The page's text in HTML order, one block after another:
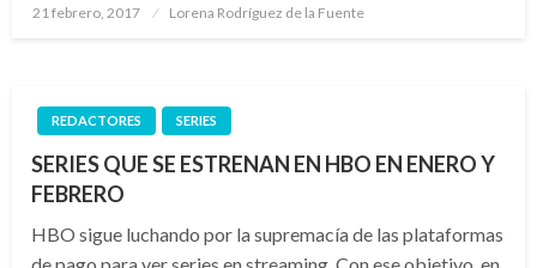
Publicado
21 febrero, 2017 Lorena Rodríguez de la Fuente
REDACTORES SERIES
SERIES QUE SE ESTRENAN EN HBO EN ENERO Y
FEBRERO
HBO sigue luchando por la supremacía de las plataformas